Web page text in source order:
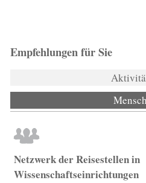
Empfehlungen für Sie
Netzwerk der Reisestellen in
Wissenschaftseinrichtungen